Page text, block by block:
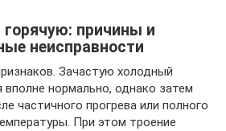
причины и
неисправности
Зачастую холодный
вполне нормально, однако затем
частичного прогрева или полного
При этом троение